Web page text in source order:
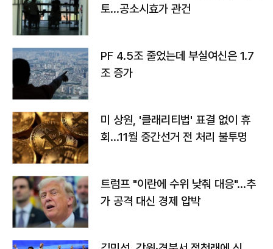
토…공소시효가 관건
PF 4.5조 줄었는데 부실여신은 1.7
조 증가
미 상원, '클래리티법' 표결 없이 휴
회…11월 중간선거 전 처리 불투명
트럼프 "이란에 수위 낮춰 대응"…추
가 공격 대신 경제 압박